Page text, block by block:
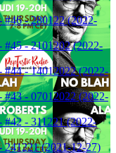
#46 - 280122 (2022-
#45 - 2101202 (2022-
#44 - 14012022 (2022-
#43 - 07012022 (2022-
#42 - 311221 (2022-
241221 (2021-12-27)